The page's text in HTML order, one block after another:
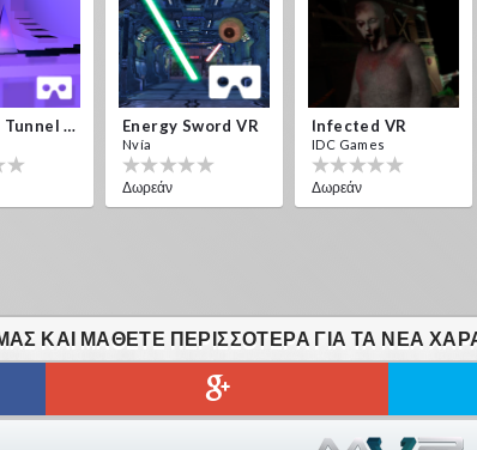
Crystals Tunnel VR Energy Sword VR
Nvía
Δωρεάν
Infected VR
IDC Games
Δωρεάν
ΚΑΙ ΜΆΘΕΤΕ ΠΕΡΙΣΣΌΤΕΡΑ ΓΙΑ ΤΑ ΝΈΑ